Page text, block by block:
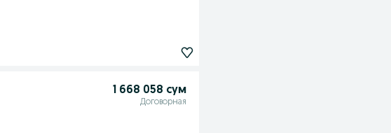
1 668 058 сум
Договорная